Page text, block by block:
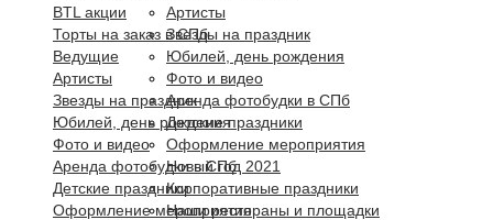
Артисты
Звезды на праздник
Юбилей, день рождения
Фото и видео
Аренда фотобудки в СПб
Детские праздники
Оформление мероприятия
Новый год 2021
Корпоративные праздники
Наши рестораны и площадки
BTL акции
Торты на заказ в СПб
Ведущие
Артисты
Звезды на праздник
Юбилей, день рождения
Фото и видео
Аренда фотобудки в СПб
Детские праздники
Оформление мероприятия